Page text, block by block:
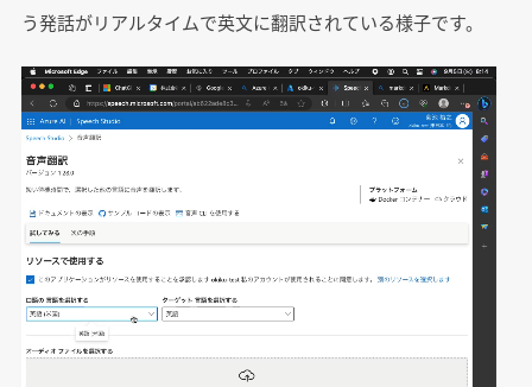
う発話がリアルタイムで英文に翻訳されている様子です。
動
画
プ
レ
ー
ヤ
ー